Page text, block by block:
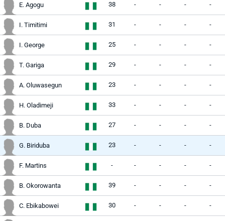
E. Agogu 38 - - - -
I. Timitimi 31 - - - -
I. George 25 - - - -
T. Gariga 29 - - - -
A. Oluwasegun 23 - - - -
H. Oladimeji 33 - - - -
B. Duba 27 - - - -
G. Biriduba 23 - - - -
F. Martins - - - - -
B. Okorowanta 39 - - - -
C. Ebikabowei 30 - - - -